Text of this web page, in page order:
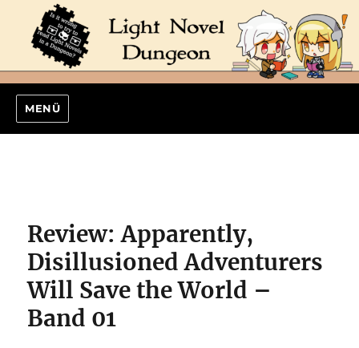
MENÜ
Review: Apparently,
Disillusioned Adventurers
Will Save the World –
Band 01